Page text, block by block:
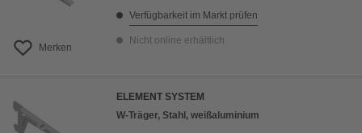
Merken
Verfügbarkeit im Markt prüfen
Nicht online erhältlich
ELEMENT SYSTEM
W-Träger, Stahl, weißaluminium